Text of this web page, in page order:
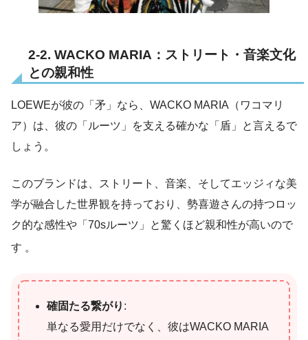
2-2. WACKO MARIA：ストリート・音楽文化
との親和性
LOEWEが彼の「矛」なら、WACKO MARIA（ワコマリ
ア）は、彼の「ルーツ」を支える確かな「盾」と言えるで
しょう。
このブランドは、ストリート、音楽、そしてエッジィな美
学が融合した世界観を持っており、勢喜遊さんの持つロッ
ク的な感性や「70sルーツ」と驚くほど親和性が高いので
す 。
確固たる繋がり :
単なる愛用だけでなく、彼はWACKO MARIA